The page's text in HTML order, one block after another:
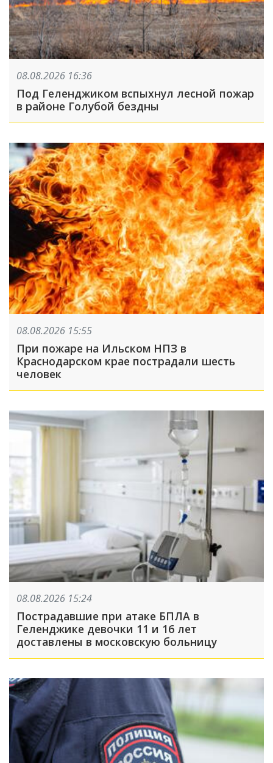
08.08.2026 16:36
Под Геленджиком вспыхнул лесной пожар
в районе Голубой бездны
08.08.2026 15:55
При пожаре на Ильском НПЗ в
Краснодарском крае пострадали шесть
человек
08.08.2026 15:24
Пострадавшие при атаке БПЛА в
Геленджике девочки 11 и 16 лет
доставлены в московскую больницу